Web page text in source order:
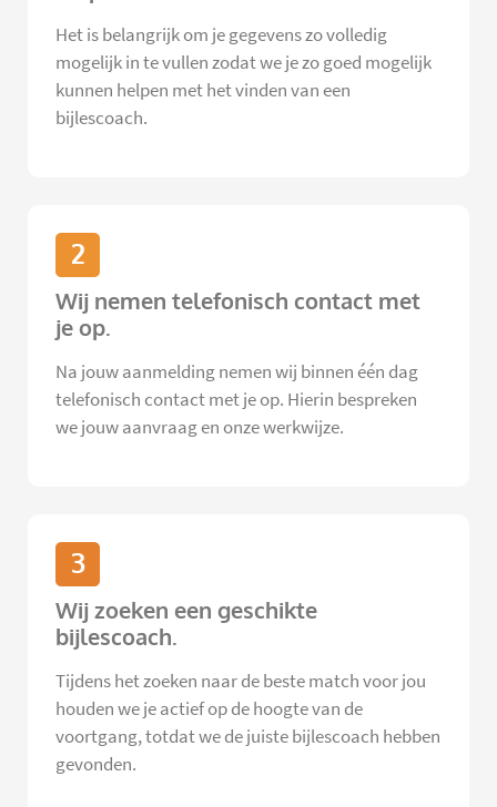
Het is belangrijk om je gegevens zo volledig
mogelijk in te vullen zodat we je zo goed mogelijk
kunnen helpen met het vinden van een
bijlescoach.
2
Wij nemen telefonisch contact met
je op.
Na jouw aanmelding nemen wij binnen één dag
telefonisch contact met je op. Hierin bespreken
we jouw aanvraag en onze werkwijze.
3
Wij zoeken een geschikte
bijlescoach.
Tijdens het zoeken naar de beste match voor jou
houden we je actief op de hoogte van de
voortgang, totdat we de juiste bijlescoach hebben
gevonden.